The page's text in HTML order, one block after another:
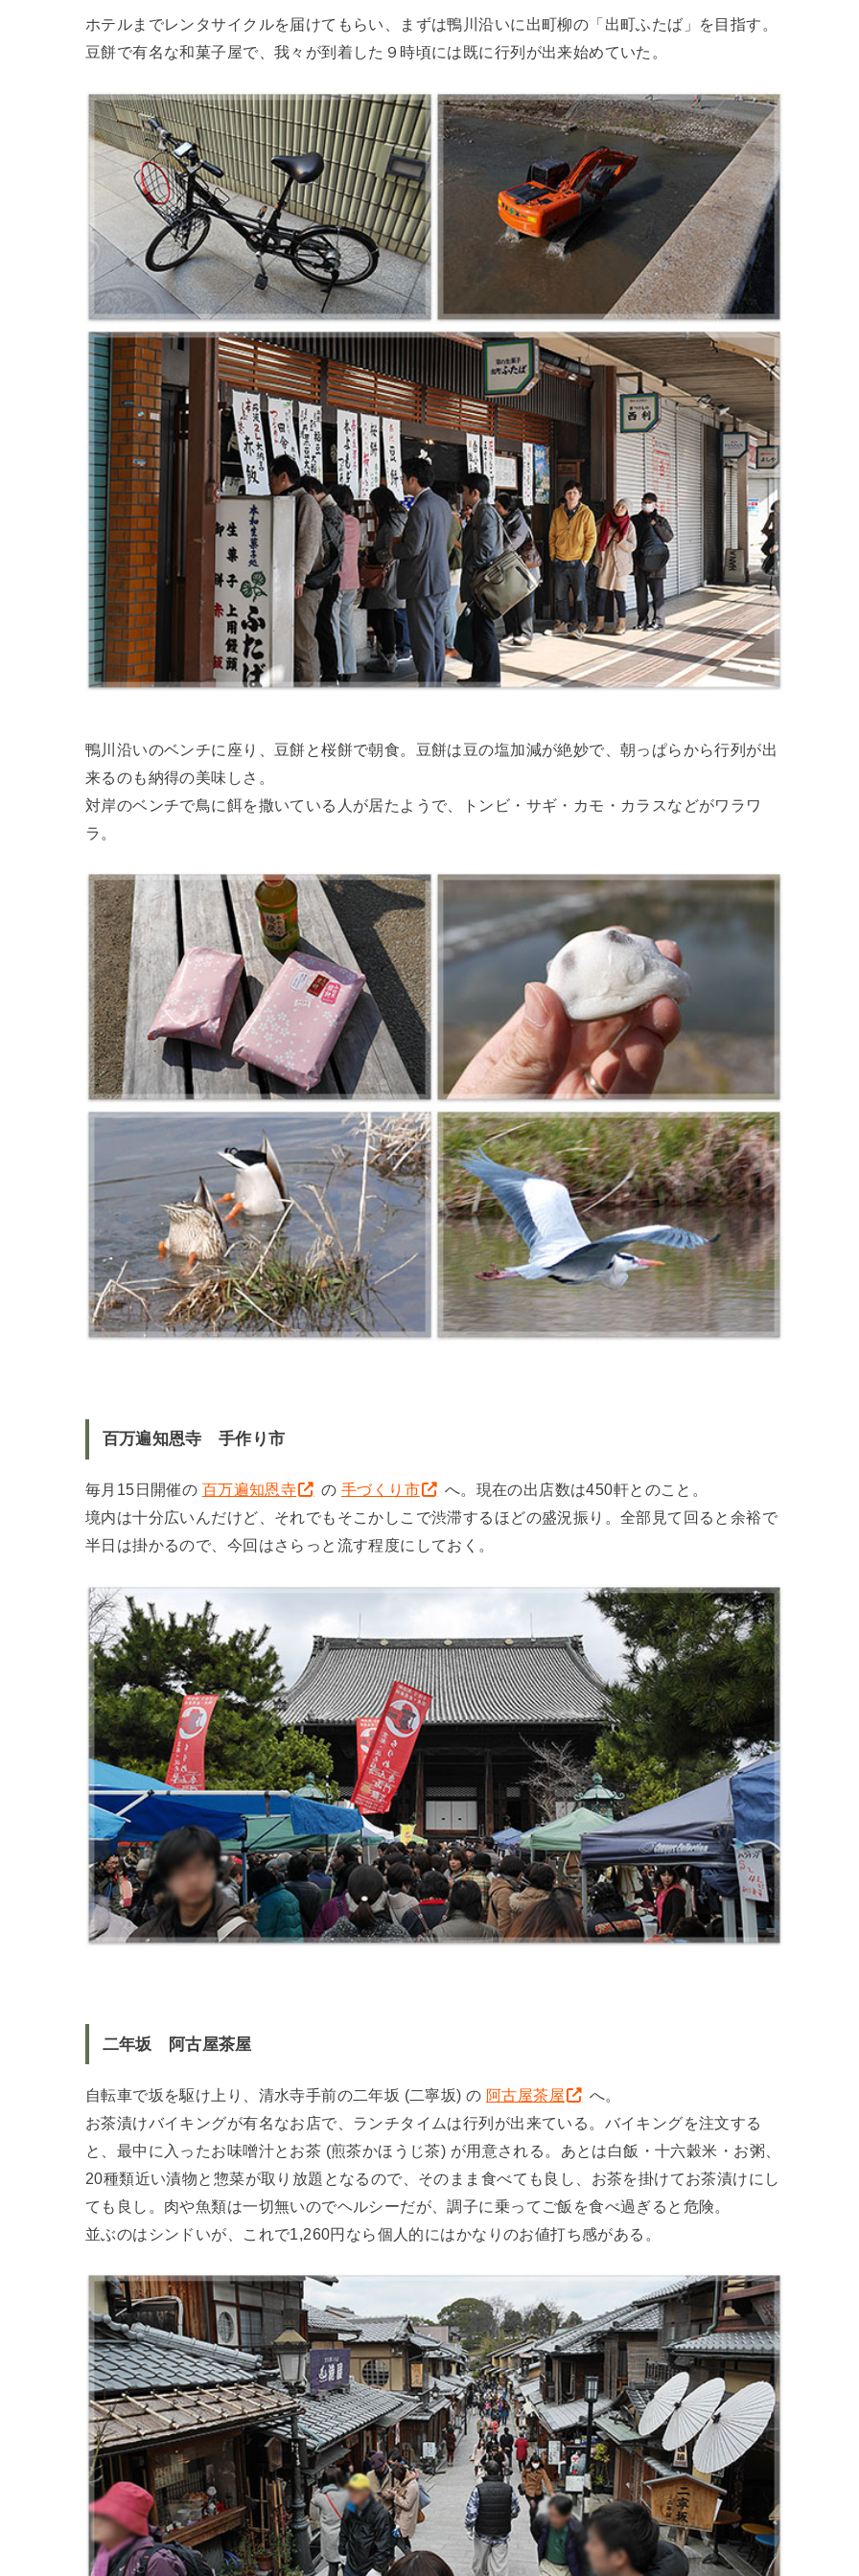
ホテルまでレンタサイクルを届けてもらい、まずは鴨川沿いに出町柳の「出町ふたば」を目指す。
豆餅で有名な和菓子屋で、我々が到着した９時頃には既に行列が出来始めていた。
鴨川沿いのベンチに座り、豆餅と桜餅で朝食。豆餅は豆の塩加減が絶妙で、朝っぱらから行列が出
来るのも納得の美味しさ。
対岸のベンチで鳥に餌を撒いている人が居たようで、トンビ・サギ・カモ・カラスなどがワラワ
ラ。
百万遍知恩寺 手作り市
毎月15日開催の 百万遍知恩寺 の 手づくり市
へ。現在の出店数は450軒とのこと。
境内は十分広いんだけど、それでもそこかしこで渋滞するほどの盛況振り。全部見て回ると余裕で
半日は掛かるので、今回はさらっと流す程度にしておく。
二年坂 阿古屋茶屋
自転車で坂を駆け上り、清水寺手前の二年坂 (二寧坂) の 阿古屋茶屋
へ。
お茶漬けバイキングが有名なお店で、ランチタイムは行列が出来ている。バイキングを注文する
と、最中に入ったお味噌汁とお茶 (煎茶かほうじ茶) が用意される。あとは白飯・十六穀米・お粥、
20種類近い漬物と惣菜が取り放題となるので、そのまま食べても良し、お茶を掛けてお茶漬けにし
ても良し。肉や魚類は一切無いのでヘルシーだが、調子に乗ってご飯を食べ過ぎると危険。
並ぶのはシンドいが、これで1,260円なら個人的にはかなりのお値打ち感がある。